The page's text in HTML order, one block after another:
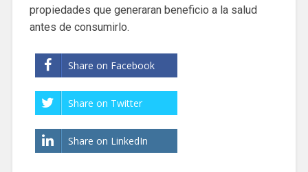
propiedades que generaran beneficio a la salud
antes de consumirlo.
Share on Facebook
Share on Twitter
Share on LinkedIn